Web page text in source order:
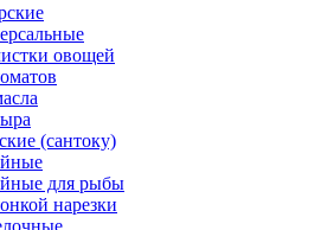
овощей
(сантоку)
для рыбы
нарезки